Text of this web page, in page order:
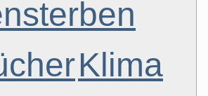
Klima